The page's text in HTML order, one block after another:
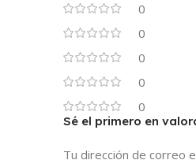
0
0
0
0
0
Sé el primero en
Tu dirección de correo